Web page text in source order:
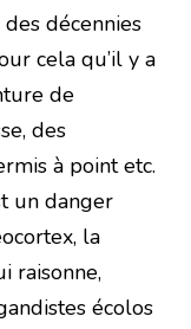
décennies
cela qu’il y a
de
des
à point etc.
un danger
la
raisonne,
écolos